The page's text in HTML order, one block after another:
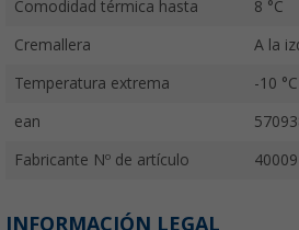
Comodidad térmica hasta 8 °C
Cremallera A la
Temperatura extrema -10 °C
ean
Fabricante Nº de artículo
INFORMACIÓN LEGAL